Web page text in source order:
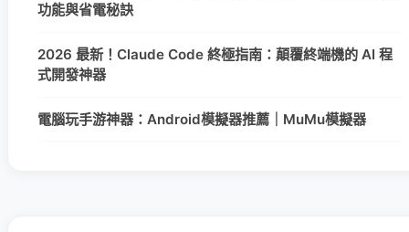
功能與省電秘訣
2026 最新！Claude Code 終極指南：顛覆終端機的 AI 程
式開發神器
電腦玩手游神器：Android模擬器推薦｜MuMu模擬器